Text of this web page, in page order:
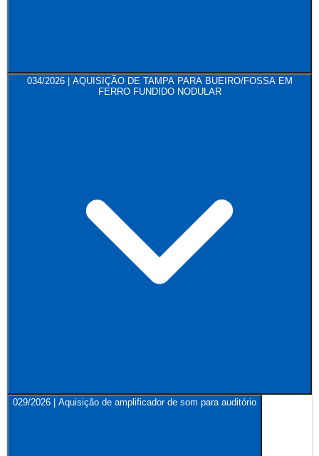
034/2026 | AQUISIÇÃO DE TAMPA PARA BUEIRO/FOSSA EM
FERRO FUNDIDO NODULAR
029/2026 | Aquisição de amplificador de som para auditório